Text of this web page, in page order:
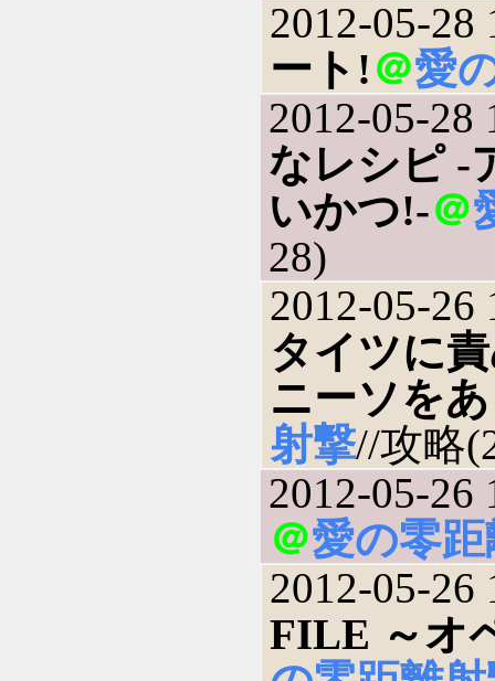
2012-05-28
ート!＠愛
2012-05-28
なレシピ -
いかつ!-＠
28)
2012-05-26
タイツに
ニーソを
射撃//攻略
2012-05-26
＠愛の零
2012-05-26
FILE ～オ